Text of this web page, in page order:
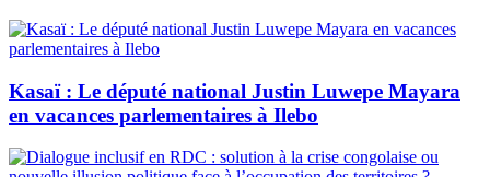
Kasaï : Le député national Justin Luwepe Mayara
en vacances parlementaires à Ilebo